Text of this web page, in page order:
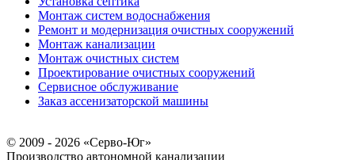
Монтаж систем водоснабжения
Ремонт и модернизация очистных сооружений
Монтаж канализации
Монтаж очистных систем
Проектирование очистных сооружений
Сервисное обслуживание
Заказ ассенизаторской машины
© 2009 - 2026 «Серво-Юг»
Производство автономной канализации